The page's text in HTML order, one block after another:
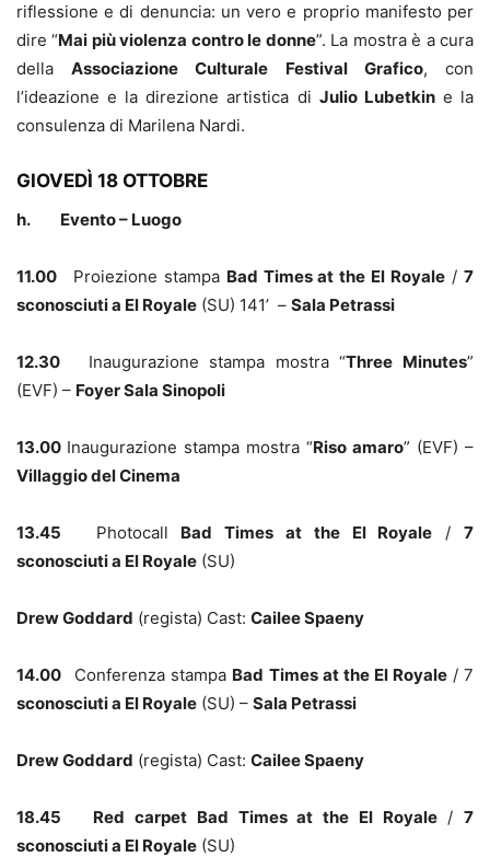
riflessione e di denuncia: un vero e proprio manifesto per
dire “Mai più violenza contro le donne”. La mostra è a cura
dellaAssociazione Culturale Festival Grafico, con
l’ideazione e la direzione artistica di Julio Lubetkine la
consulenza di Marilena Nardi.
GIOVEDÌ 18 OTTOBRE
h. Evento – Luogo
11.00 Proiezione stampa Bad Times at the El Royale /7
sconosciuti a El Royale (SU) 141’ – Sala Petrassi
12.30 Inaugurazione stampa mostra “Three Minutes”
(EVF) – Foyer Sala Sinopoli
13.00 Inaugurazione stampa mostra “Riso amaro” (EVF) –
Villaggio del Cinema
13.45 Photocall Bad Times at the El Royale /7
sconosciuti a El Royale (SU)
Drew Goddard (regista) Cast: Cailee Spaeny
14.00 Conferenza stampa Bad Times at the El Royale/ 7
sconosciuti a El Royale (SU) – Sala Petrassi
Drew Goddard (regista) Cast: Cailee Spaeny
18.45 Red carpet Bad Times at the El Royale/ 7
sconosciuti a El Royale (SU)